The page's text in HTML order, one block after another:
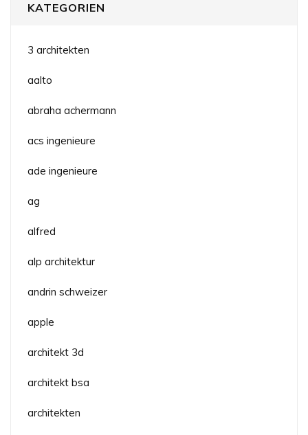
KATEGORIEN
3 architekten
aalto
abraha achermann
acs ingenieure
ade ingenieure
ag
alfred
alp architektur
andrin schweizer
apple
architekt 3d
architekt bsa
architekten